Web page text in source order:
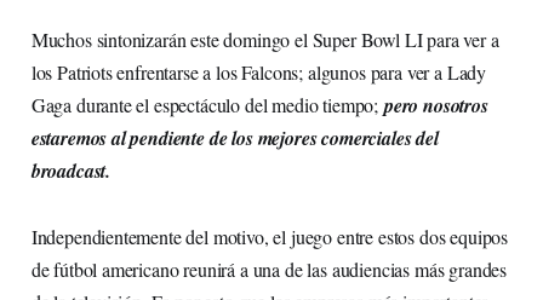
Muchos sintonizarán este domingo el Super Bowl LI para ver a
los Patriots enfrentarse a los Falcons; algunos para ver a Lady
Gaga durante el espectáculo del medio tiempo; pero nosotros
estaremos al pendiente de los mejores comerciales del
broadcast.
Independientemente del motivo, el juego entre estos dos equipos
de fútbol americano reunirá a una de las audiencias más grandes